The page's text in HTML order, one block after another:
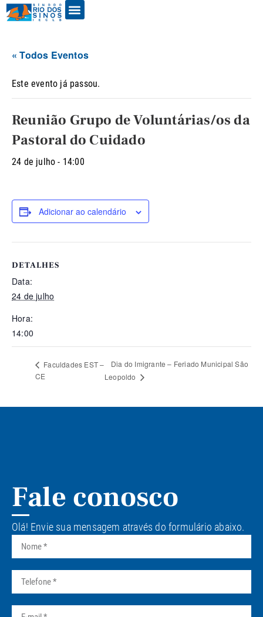
« Todos Eventos
Este evento já passou.
Reunião Grupo de Voluntárias/os da
Pastoral do Cuidado
24 de julho - 14:00
Adicionar ao calendário
DETALHES
Data:
24 de julho
Hora:
14:00
Faculdades EST –
CE
Dia do Imigrante – Feriado Municipal São
Leopoldo
Fale conosco
Olá! Envie sua mensagem através do formulário abaixo.